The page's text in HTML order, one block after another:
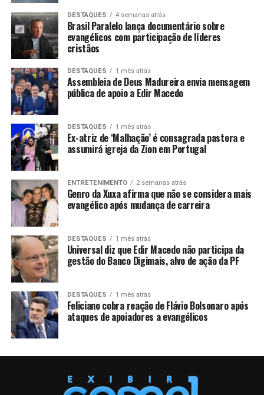
DESTAQUES 4 semanas atrás
Brasil Paralelo lança documentário sobre
evangélicos com participação de líderes
cristãos
DESTAQUES 1 mês atrás
Assembleia de Deus Madureira envia mensagem
pública de apoio a Edir Macedo
DESTAQUES 1 mês atrás
Ex-atriz de ‘Malhação’ é consagrada pastora e
assumirá igreja da Zion em Portugal
ENTRETENIMENTO 2 semanas atrás
Genro da Xuxa afirma que não se considera mais
evangélico após mudança de carreira
DESTAQUES 1 mês atrás
Universal diz que Edir Macedo não participa da
gestão do Banco Digimais, alvo de ação da PF
DESTAQUES 1 mês atrás
Feliciano cobra reação de Flávio Bolsonaro após
ataques de apoiadores a evangélicos